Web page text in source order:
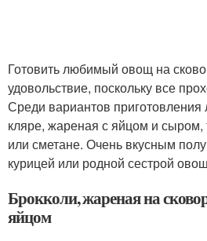
Готовить любимый овощ на
удовольствие, поскольку все
Среди вариантов приготовления
кляре, жареная с яйцом и сыром,
или сметане. Очень вкусным
курицей или родной сестрой
Брокколи, жареная на
яйцом